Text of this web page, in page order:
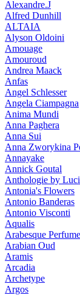
Alexandre.J
Alfred Dunhill
ALTAIA
Alyson Oldoini
Amouage
Amouroud
Andrea Maack
Anfas
Angel Schlesser
Angela Ciampagna
Anima Mundi
Anna Paghera
Anna Sui
Anna Zworykina
Annayake
Annick Goutal
Anthologie by
Antonia's Flowers
Antonio Banderas
Antonio Visconti
Aqualis
Arabesque
Arabian Oud
Aramis
Arcadia
Archetype
Argos